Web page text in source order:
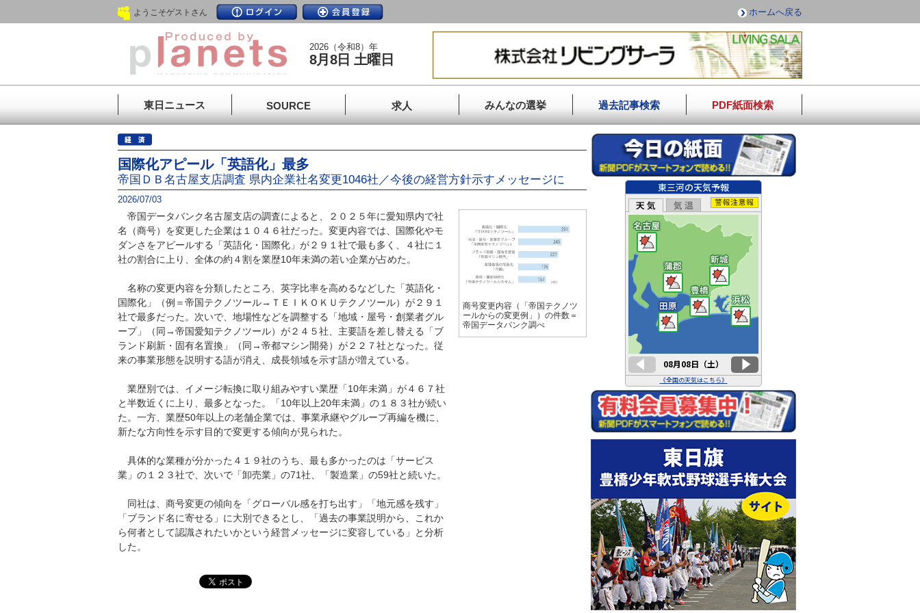
ようこそゲストさん ホームへ戻る
2026（令和8）年
8月8日 土曜日
東日ニュース SOURCE 求人 みんなの選挙 過去記事検索 PDF紙面検索
国際化アピール「英語化」最多
帝国ＤＢ名古屋支店調査 県内企業社名変更1046社／今後の経営方針示すメッセージに
2026/07/03
帝国データバンク名古屋支店の調査によると、２０２５年に愛知県内で社
名（商号）を変更した企業は１０４６社だった。変更内容では、国際化やモ
ダンさをアピールする「英語化・国際化」が２９１社で最も多く、４社に１
社の割合に上り、全体の約４割を業歴10年未満の若い企業が占めた。
名称の変更内容を分類したところ、英字比率を高めるなどした「英語化・
国際化」（例＝帝国テクノツール→ＴＥＩＫＯＫＵテクノツール）が２９１
社で最多だった。次いで、地場性などを調整する「地域・屋号・創業者グル
ープ」（同→帝国愛知テクノツール）が２４５社、主要語を差し替える「ブ
ランド刷新・固有名置換」（同→帝都マシン開発）が２２７社となった。従
来の事業形態を説明する語が消え、成長領域を示す語が増えている。
業歴別では、イメージ転換に取り組みやすい業歴「10年未満」が４６７社
と半数近くに上り、最多となった。「10年以上20年未満」の１８３社が続い
た。一方、業歴50年以上の老舗企業では、事業承継やグループ再編を機に、
新たな方向性を示す目的で変更する傾向が見られた。
具体的な業種が分かった４１９社のうち、最も多かったのは「サービス
業」の１２３社で、次いで「卸売業」の71社、「製造業」の59社と続いた。
同社は、商号変更の傾向を「グローバル感を打ち出す」「地元感を残す」
「ブランド名に寄せる」に大別できるとし、「過去の事業説明から、これか
ら何者として認識されたいかという経営メッセージに変容している」と分析
した。
商号変更内容（「帝国テクノツ
ールからの変更例」）の件数＝
帝国データバンク調べ